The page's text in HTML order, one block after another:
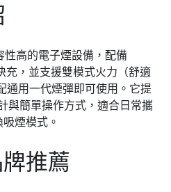
性高的電子煙設備，配備
充，並支援雙模式火力（舒適
通用一代煙彈即可使用。它提
與簡單操作方式，適合日常攜
煙模式。
推薦